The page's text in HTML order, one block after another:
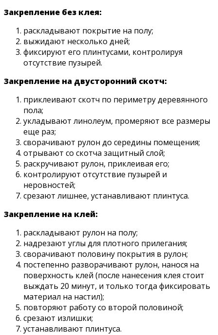
Закрепление без клея:
раскладывают покрытие на полу;
выжидают несколько дней;
фиксируют его плинтусами, контролируя
отсутствие пузырей.
Закрепление на двусторонний скотч:
приклеивают скотч по периметру деревянного
пола;
укладывают линолеум, промеряют все размеры
еще раз;
сворачивают рулон до середины помещения;
отрывают со скотча защитный слой;
раскручивают рулон, приклеивая его;
контролируют отсутствие пузырей и
неровностей;
срезают лишнее, устанавливают плинтуса.
Закрепление на клей:
раскладывают рулон на полу;
надрезают углы для плотного прилегания;
сворачивают половину покрытия в рулон;
постепенно разворачивают рулон, нанося на
поверхность клей (после нанесения клея стоит
выждать 20 минут, и только тогда фиксировать
материал на настил);
повторяют работу со второй половиной;
срезают излишки;
устанавливают плинтуса.